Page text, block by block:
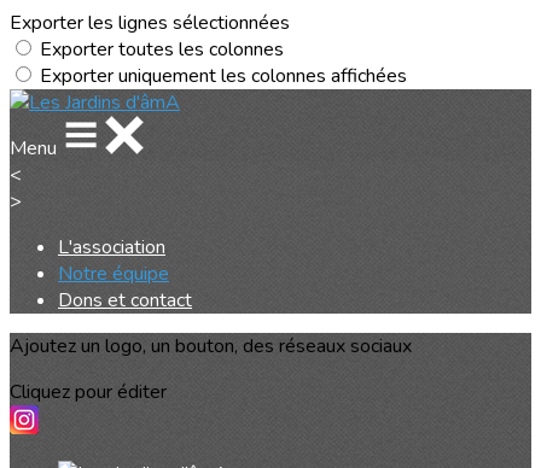
Exporter les lignes sélectionnées
Exporter toutes les colonnes
Exporter uniquement les colonnes affichées
Menu
<
>
L'association
Notre équipe
Dons et contact
Ajoutez un logo, un bouton, des réseaux sociaux
Cliquez pour éditer